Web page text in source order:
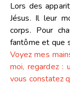
Lors des
Jésus. Il leur
corps. Pour
fantôme et que
Voyez mes
moi, regardez :
vous constatez